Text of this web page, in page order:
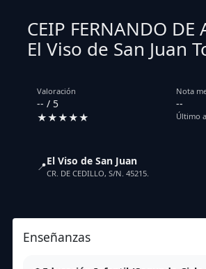
CEIP FERNANDO DE
El Viso de San Juan
Valoración
-- / 5
★★★★★
Nota
--
Último
📍El Viso de San Juan
CR. DE CEDILLO, S/N. 45215.
Enseñanzas